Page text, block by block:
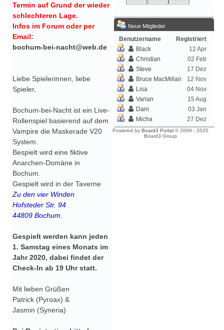
Termin auf Grund der wieder
schlechteren Lage.
Infos im Forum oder per
Email:
bochum-bei-nacht@web.de
Liebe Spielerinnen, liebe
Spieler,
Bochum-bei-Nacht ist ein Live-
Rollenspiel basierend auf dem
Vampire die Maskerade V20
System.
Bespielt wird eine fiktive
Anarchen-Domäne in
Bochum.
Gespielt wird in der Taverne
Zu den vier Winden
Hofsteder Str. 94
44809 Bochum
Gespielt werden kann jeden
1. Samstag eines Monats im
Jahr 2020, dabei findet der
Check-In ab 19 Uhr statt.
Mit lieben Grüßen
Patrick (Pyroax) &
Jasmin (Syneria)
Neue Mitglieder
Benutzername
Registriert
Black
12 Apr
Christian
02 Feb
Steve
17 Dez
Bruce MacMillan
12 Nov
Lisa
04 Nov
Varian
15 Aug
Dani
03 Jan
Micha
27 Dez
Powered by Board3 Portal © 2009 - 2020
Board3 Group